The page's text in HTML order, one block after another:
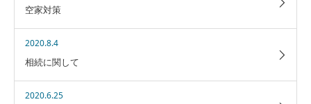
空家対策
2020.8.4
相続に関して
2020.6.25